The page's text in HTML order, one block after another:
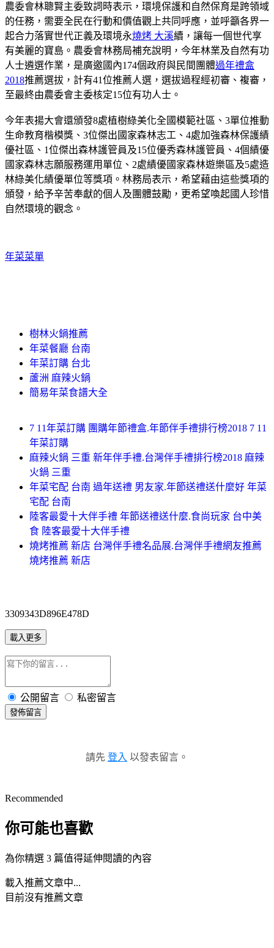
農委會林聰賢主委致詞時表示，環境保護和自然保育是跨領域
的任務，需要全民在行動和價值觀上共同呼應，並呼籲各界一
起合力落實世代正義及環境永燒烤 大溪續，讓每一個世代享
有美麗的寶島。農委會林務局補充說明，今年林業及自然有功
人士遴選作業，是廣邀國內174個政府與民間團體過年禮盒
2018推薦選拔，計有41位推薦人選，選拔過程經初審、複審，
至最終由農委會主委核定15位有功人士。
今年表揚大會還頒發8處植樹綠美化全國模範社區、3單位推動
生命教育楷模獎、3位傑出國家森林志工、4處加強森林保護績
優社區、1位傑出森林護管員及15位優秀森林護管員、4個績優
國家森林志願服務運用單位、2處績優國家森林遊樂區及5處造
林綠美化績優單位等獎項。林務局表示，希望藉由這些獎項的
頒發，給予辛苦奉獻的個人及團體鼓勵，更希望喚起國人珍惜
自然環境的觀念。
年菜菜單
樹林火鍋推薦
年菜餐廳 台南
年菜訂購 台北
蘆洲 麻辣火鍋
簡易年菜食譜大全
7 11年菜訂購 團購年節禮盒.年節伴手禮排行榜2018 7 11
年菜訂購
麻辣火鍋 三重 新年伴手禮.台灣伴手禮排行榜2018 麻辣
火鍋 三重
年菜宅配 台南 過年送禮 男友家.年節送禮送什麼好 年菜
宅配 台南
陸客最愛十大伴手禮 年節送禮送什麼.食尚玩家 台中美
食 陸客最愛十大伴手禮
燒烤推薦 新店 台灣伴手禮名品展.台灣伴手禮網友推薦
燒烤推薦 新店
3309343D896E478D
載入更多
公開留言 私密留言
發佈留言
請先 登入 以發表留言。
Recommended
你可能也喜歡
為你精選 3 篇值得延伸閱讀的內容
載入推薦文章中...
目前沒有推薦文章